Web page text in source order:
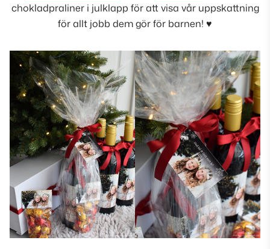
chokladpraliner i julklapp för att visa vår uppskattning
för allt jobb dem gör för barnen! ♥